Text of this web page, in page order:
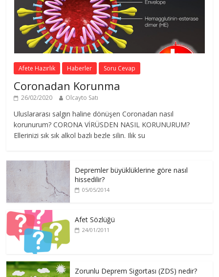
Afete Hazırlık Haberler Soru Cevap
Coronadan Korunma
26/02/2020 Olcayto Satı
Uluslararası salgın haline dönüşen Coronadan nasıl
korunurum? CORONA VİRÜSDEN NASIL KORUNURUM?
Ellerinizi sık sık alkol bazlı bezle silin. Ilık su
Depremler büyüklüklerine göre nasıl
hissedilir?
05/05/2014
Afet Sözlüğü
24/01/2011
Zorunlu Deprem Sigortası (ZDS) nedir?